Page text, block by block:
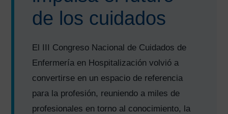
de los cuidados
El III Congreso Nacional de Cuidados de
Enfermería en Hospitalización volvió a
convertirse en un espacio de referencia
para la profesión, reuniendo a miles de
profesionales en torno al conocimiento, la